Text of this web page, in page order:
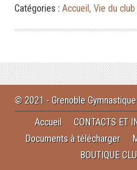
Catégories : Accueil, Vie du
© 2021 - Grenoble Gymnastique
Accueil
CONTACTS ET
Documents à télécharger
BOUTIQUE